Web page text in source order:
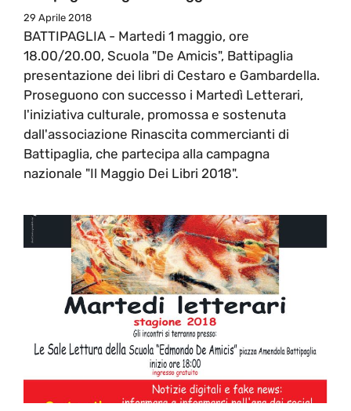
29 Aprile 2018
BATTIPAGLIA - Martedi 1 maggio, ore
18.00/20.00, Scuola "De Amicis", Battipaglia
presentazione dei libri di Cestaro e Gambardella.
Proseguono con successo i Martedì Letterari,
l'iniziativa culturale, promossa e sostenuta
dall'associazione Rinascita commercianti di
Battipaglia, che partecipa alla campagna
nazionale "Il Maggio Dei Libri 2018".